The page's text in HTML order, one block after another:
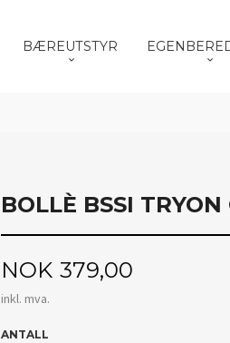
BÆREUTSTYR
BOLLÈ BSSI TRYON
Pris
NOK 379,00
inkl. mva.
ANTALL